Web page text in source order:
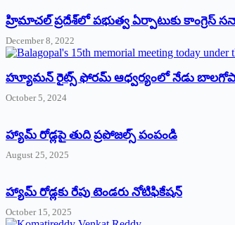
‌హ్రిమాచల్‌ ‌ప్రదేశ్‌లో పభుత్వ ఏర్పాటుకు కాంగ్రెస్‌
December 8, 2022
హ్యూమన్‌ రైట్స్‌ ఫోరమ్‌ ఆధ్వర్యంలో నేడు
October 5, 2024
హ్యామ్‌ రోడ్లపై తుది ప్రపోజల్స్‌ పంపండి
August 25, 2025
హ్యామ్‌ రోడ్లకు రేపు టెండరు నోటిఫికేషన్‌
October 15, 2025